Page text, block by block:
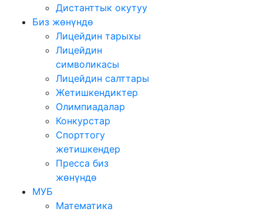
Дистанттык окутуу
Биз жөнүндө
Лицейдин тарыхы
Лицейдин
символикасы
Лицейдин салттары
Жетишкендиктер
Олимпиадалар
Конкурстар
Спорттогу
жетишкендер
Пресса биз
жөнүндө
МУБ
Математика